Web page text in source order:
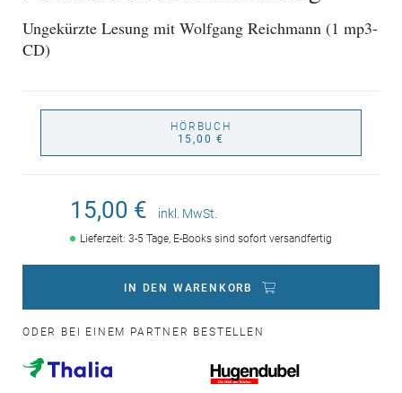
Ungekürzte Lesung mit Wolfgang Reichmann (1 mp3-
CD)
HÖRBUCH
15,00 €
15,00 € inkl. MwSt.
Lieferzeit: 3-5 Tage, E-Books sind sofort versandfertig
IN DEN WARENKORB
ODER BEI EINEM PARTNER BESTELLEN